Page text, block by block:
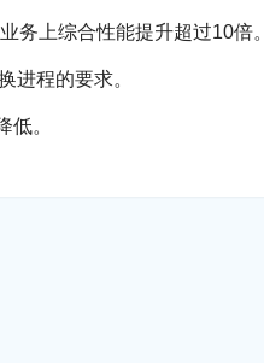
务上综合性能提升超过10倍。
进程的要求。
低。